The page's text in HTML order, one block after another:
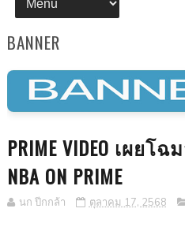
BANNER
PRIME VIDEO เผย
NBA ON PRIME
นก ปีกกล้า ตุลาคม 17, 2568